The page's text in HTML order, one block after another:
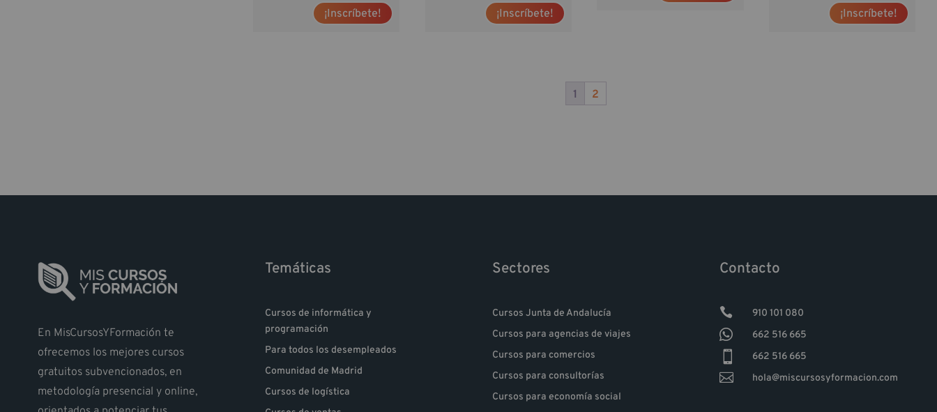
¡Inscríbete! ¡Inscríbete! ¡Inscríbete!
1 2
En MisCursosYFormación te
ofrecemos los mejores cursos
gratuitos subvencionados, en
metodología presencial y online,
Temáticas
Cursos de informática y
programación
Para todos los desempleados
Comunidad de Madrid
Cursos de logística
Sectores
Cursos Junta de Andalucía
Cursos para agencias de viajes
Cursos para comercios
Cursos para consultorías
Cursos para economía social
Contacto
 910 101 080
 662 516 665
 662 516 665
 hola@miscursosyformacion.com